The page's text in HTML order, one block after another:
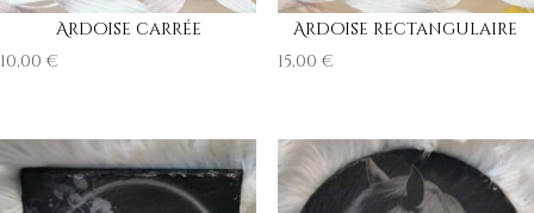
Ardoise carrée
10,00€
Ardoise rectangulaire
15,00€